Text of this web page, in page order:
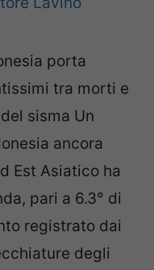
porta
tra morti e
sisma Un
ancora
Est Asiatico ha
pari a 6.3° di
registrato dai
degli